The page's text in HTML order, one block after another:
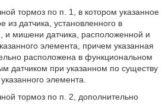
тормоз по п. 1, в котором указанное
из датчика, установленного в
и мишени датчика, расположенной и
элемента, причем указанная
расположена в функциональном
датчиком при указанном по существу
элемента.
тормоз по п. 2, дополнительно